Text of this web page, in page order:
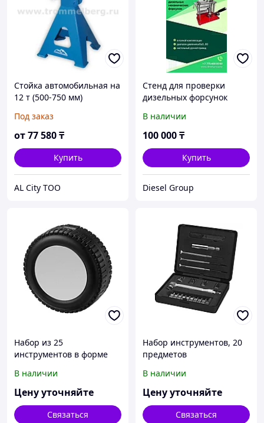
Стойка автомобильная на
12 т (500-750 мм)
Под заказ
от77 580₸
Купить
AL City ТОО
Стенд для проверки
дизельных форсунок
В наличии
100 000₸
Купить
Diesel Group
Набор из 25
инструментов в форме
серебристый
В наличии
Цену уточняйте
Связаться
Набор инструментов, 20
предметов
В наличии
Цену уточняйте
Связаться